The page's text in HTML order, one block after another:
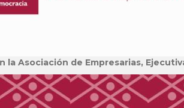
la Asociación de Empresarias,